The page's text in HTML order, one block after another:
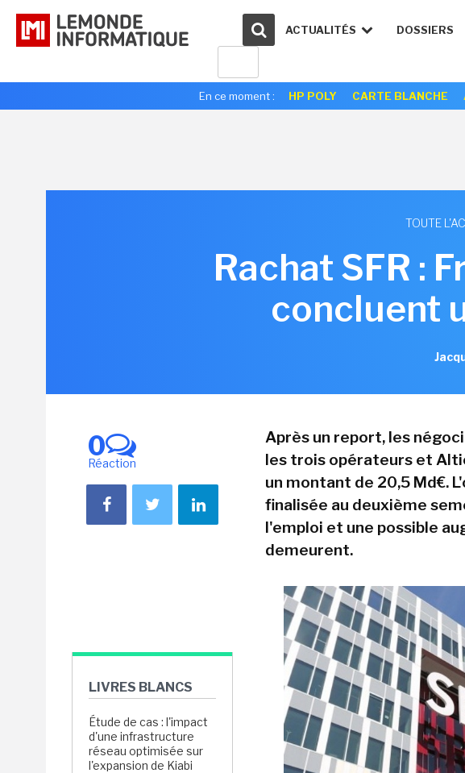
ACTUALITÉS DOSSIERS
En ce moment : HP POLY CARTE BLANCHE
TOUTE
Rachat SFR :
concluent
0
Réaction
LIVRES BLANCS
Étude de cas : l'impact
d'une infrastructure
réseau optimisée sur
l'expansion de Kiabi
Après un report, les
les trois opérateurs et
un montant de 20,5 Md€.
finalisée au deuxième
l'emploi et une possible
demeurent.